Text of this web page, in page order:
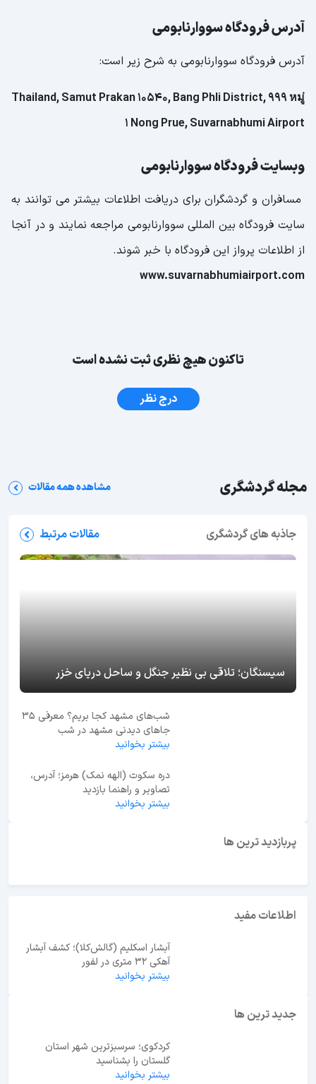
آدرس فرودگاه سووارنابومی
آدرس فرودگاه سووارنابومی به شرح زیر است:
Thailand, Samut Prakan 10540, Bang Phli District, 999 หมู่
1 Nong Prue, Suvarnabhumi Airport
وبسایت فرودگاه سووارنابومی
مسافران و گردشگران برای دریافت اطلاعات بیشتر می توانند به
سایت فرودگاه بین المللی سووارنابومی مراجعه نمایند و در آنجا
از اطلاعات پرواز این فرودگاه با خبر شوند.
www.suvarnabhumiairport.com
تاکنون هیچ نظری ثبت نشده است
درج نظر
مجله گردشگری مشاهده همه مقالات
جاذبه های گردشگری مقالات مرتبط
سیسنگان؛ تلاقی بی نظیر جنگل و ساحل دریای خزر
شب‌های مشهد کجا بریم؟ معرفی 35
جاهای دیدنی مشهد در شب
بیشتر بخوانید
دره سکوت (الهه نمک) هرمز؛ آدرس،
تصاویر و راهنما بازدید
بیشتر بخوانید
پربازدید ترین ها
امارات
اطلاعات مفید
آبشار اسکلیم (گالش‌کلا)؛ کشف آبشار
آهکی ۳۲ متری در لفور
بیشتر بخوانید
جدید ترین ها
کردکوی؛ سرسبزترین شهر استان
گلستان را بشناسید
بیشتر بخوانید